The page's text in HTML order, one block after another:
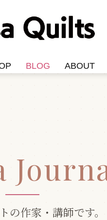
BLOG ABOUT
の作家・講師です